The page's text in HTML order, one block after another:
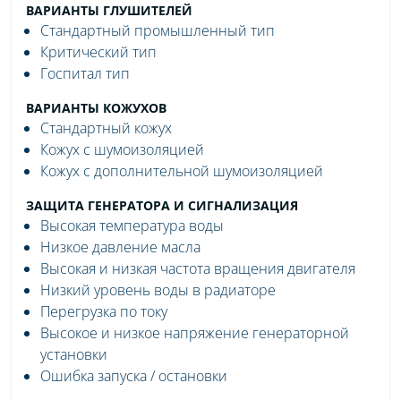
ВАРИАНТЫ ГЛУШИТЕЛЕЙ
Стандартный промышленный тип
Критический тип
Госпитал тип
ВАРИАНТЫ КОЖУХОВ
Стандартный кожух
Кожух с шумоизоляцией
Кожух с дополнительной шумоизоляцией
ЗАЩИТА ГЕНЕРАТОРА И СИГНАЛИЗАЦИЯ
Высокая температура воды
Низкое давление масла
Высокая и низкая частота вращения двигателя
Низкий уровень воды в радиаторе
Перегрузка по току
Высокое и низкое напряжение генераторной
установки
Ошибка запуска / остановки